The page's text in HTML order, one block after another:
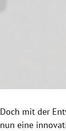
Doch mit der
nun eine